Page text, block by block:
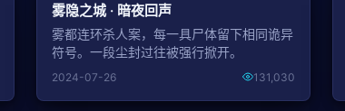
雾隐之城 · 暗夜回声
雾都连环杀人案，每一具尸体留下相同诡异
符号。一段尘封过往被强行掀开。
2024-07-26 131,030